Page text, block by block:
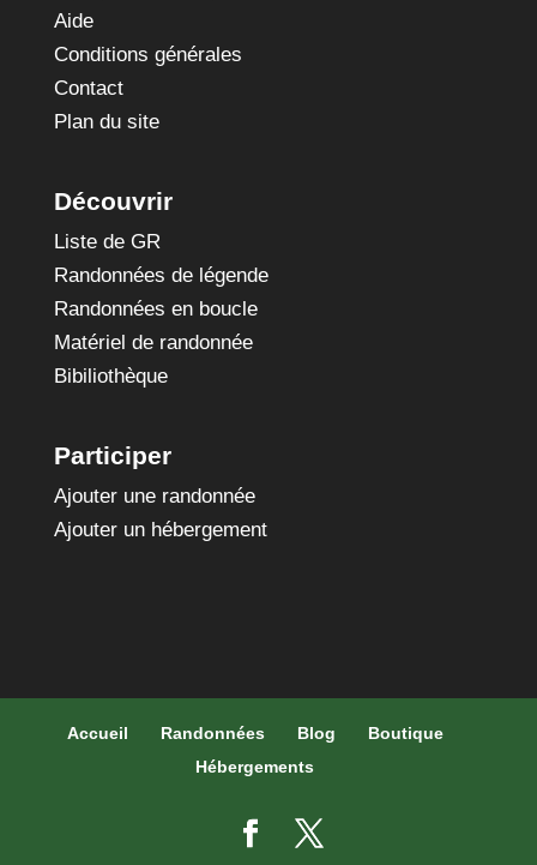
Aide
Conditions générales
Contact
Plan du site
Découvrir
Liste de GR
Randonnées de légende
Randonnées en boucle
Matériel de randonnée
Bibiliothèque
Participer
Ajouter une randonnée
Ajouter un hébergement
Accueil Randonnées Blog
Boutique
Hébergements